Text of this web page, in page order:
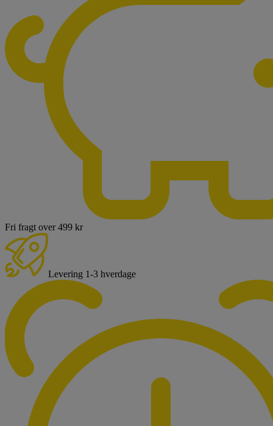
Fri fragt over 499 kr
Levering 1-3 hverdage